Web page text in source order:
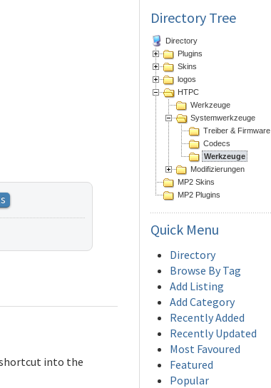
into the
Directory Tree
Directory
Plugins
Skins
logos
HTPC
Werkzeuge
Systemwerkzeuge
Treiber & Firmware
Codecs
Werkzeuge
Modifizierungen
MP2 Skins
MP2 Plugins
Quick Menu
Directory
Browse By Tag
Add Listing
Add Category
Recently Added
Recently Updated
Most Favoured
Featured
Popular